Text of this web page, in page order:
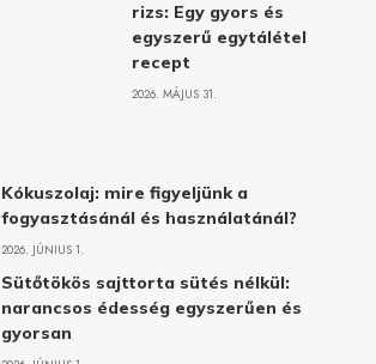
rizs: Egy gyors és
egyszerű egytálétel
recept
2026. MÁJUS 31.
Kókuszolaj: mire figyeljünk a
fogyasztásánál és használatánál?
2026. JÚNIUS 1.
Sütőtökös sajttorta sütés nélkül:
narancsos édesség egyszerűen és
gyorsan